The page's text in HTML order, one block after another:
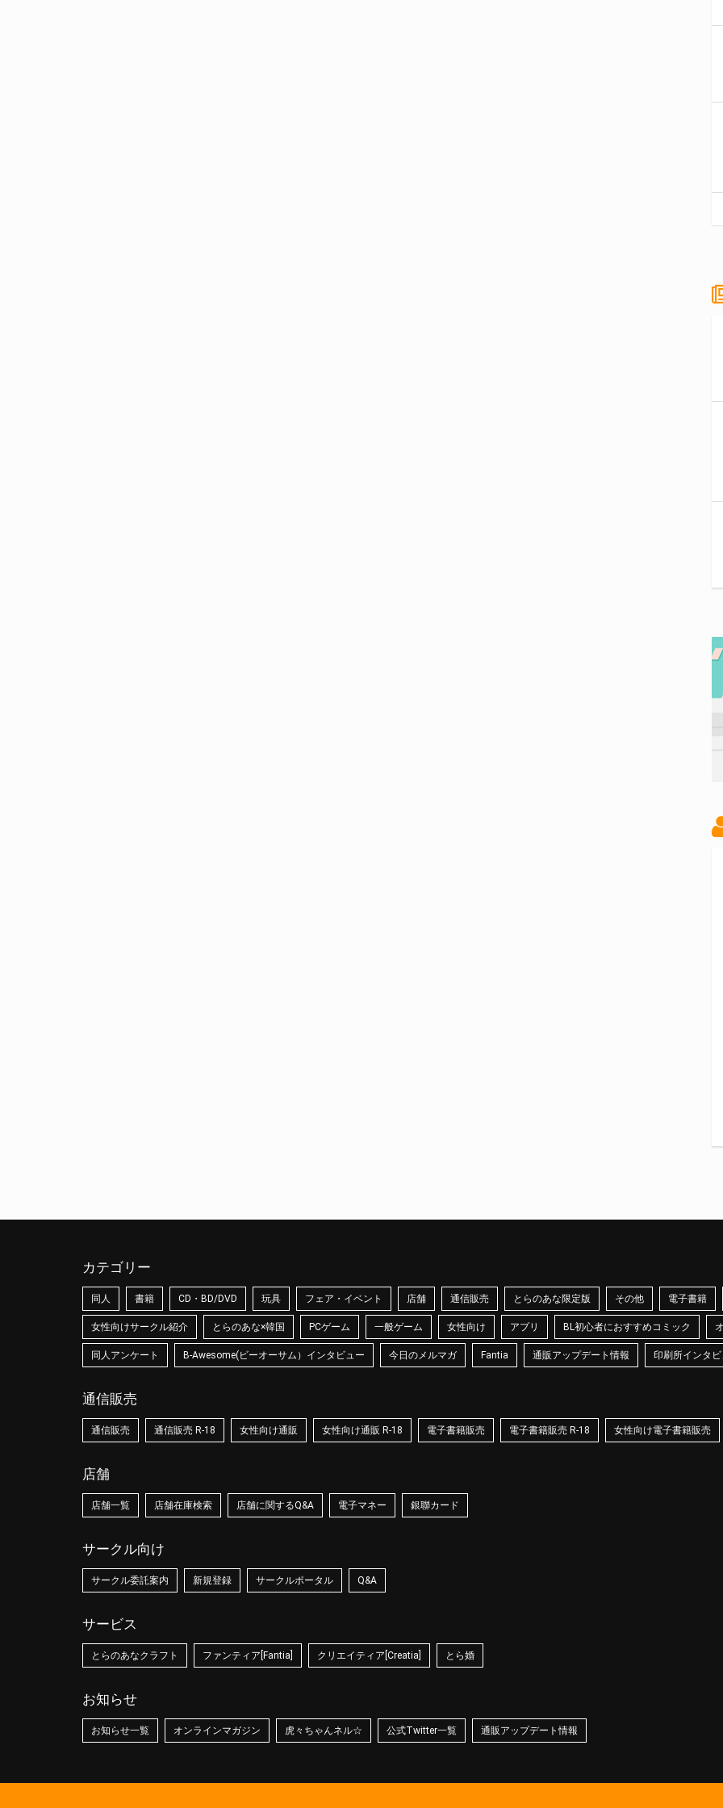
カテゴリー
同人 書籍 CD・BD/DVD 玩具 フェア・イベント 店舗 通信販売 とらのあな限定版 その他 電子書籍
女性向けサークル紹介 とらのあな×韓国 PCゲーム 一般ゲーム 女性向け アプリ BL初心者におすすめコミック
同人アンケート B-Awesome(ビーオーサム）インタビュー 今日のメルマガ Fantia 通販アップデート情報 印刷所インタ
通信販売
通信販売 通信販売 R-18 女性向け通販 女性向け通販 R-18 電子書籍販売 電子書籍販売 R-18 女性向け電子書籍販売
店舗
店舗一覧 店舗在庫検索 店舗に関するQ&A 電子マネー 銀聯カード
サークル向け
サークル委託案内 新規登録 サークルポータル Q&A
サービス
とらのあなクラフト ファンティア[Fantia] クリエイティア[Creatia] とら婚
お知らせ
お知らせ一覧 オンラインマガジン 虎々ちゃんネル☆ 公式Twitter一覧 通販アップデート情報